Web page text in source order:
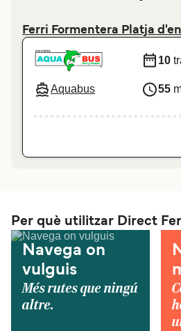
Ferri Formentera Platja
Aquabus
10
55
Per què utilitzar Direct
Navega on
vulguis
Més rutes que ningú
altre.